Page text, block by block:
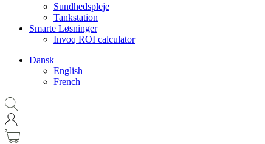
Sundhedspleje
Tankstation
Smarte Løsninger
Invoq ROI calculator
Dansk
English
French